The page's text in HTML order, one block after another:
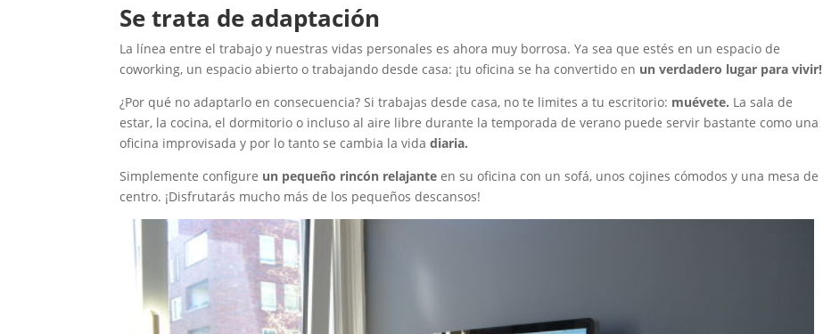
Se trata de adaptación
La línea entre el trabajo y nuestras vidas personales es ahora muy borrosa. Ya sea que estés en un espacio de
coworking, un espacio abierto o trabajando desde casa: ¡tu oficina se ha convertido en un verdadero lugar para vivir!
¿Por qué no adaptarlo en consecuencia? Si trabajas desde casa, no te limites a tu escritorio: muévete. La sala de
estar, la cocina, el dormitorio o incluso al aire libre durante la temporada de verano puede servir bastante como una
oficina improvisada y por lo tanto se cambia la vidadiaria.
Simplemente configure un pequeño rincón relajante en su oficina con un sofá, unos cojines cómodos y una mesa de
centro. ¡Disfrutarás mucho más de los pequeños descansos!